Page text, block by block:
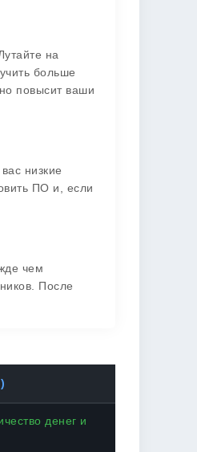
на
больше
повысит ваши
низкие
ПО и, если
чем
После
денег и